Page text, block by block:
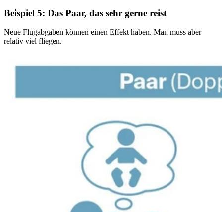
Beispiel 5: Das Paar, das sehr gerne reist
Neue Flugabgaben können einen Effekt haben. Man muss aber
relativ viel fliegen.